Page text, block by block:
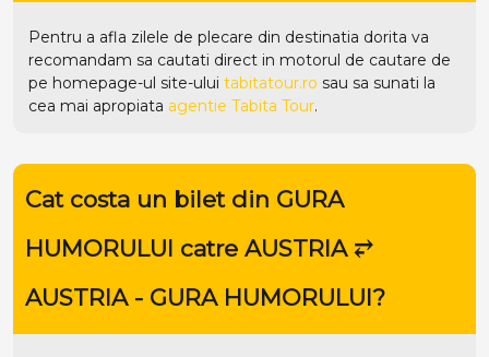
Pentru a afla zilele de plecare din destinatia dorita va
recomandam sa cautati direct in motorul de cautare de
pe homepage-ul site-ului tabitatour.ro sau sa sunati la
cea mai apropiata agentie Tabita Tour.
Cat costa un bilet din GURA
HUMORULUI catre AUSTRIA ⥂
AUSTRIA - GURA HUMORULUI?